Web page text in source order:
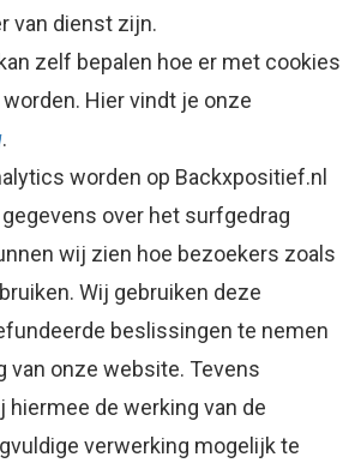
van dienst zijn.
zelf bepalen hoe er met cookies
Hier vindt je onze
.
worden op Backxpositief.nl
over het surfgedrag
wij zien hoe bezoekers zoals
Wij gebruiken deze
beslissingen te nemen
van onze website. Tevens
hiermee de werking van de
verwerking mogelijk te